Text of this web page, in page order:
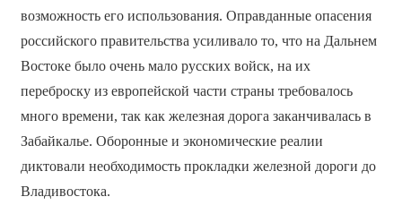
возможность его использования. Оправданные опасения
российского правительства усиливало то, что на Дальнем
Востоке было очень мало русских войск, на их
переброску из европейской части страны требовалось
много времени, так как железная дорога заканчивалась в
Забайкалье. Оборонные и экономические реалии
диктовали необходимость прокладки железной дороги до
Владивостока.